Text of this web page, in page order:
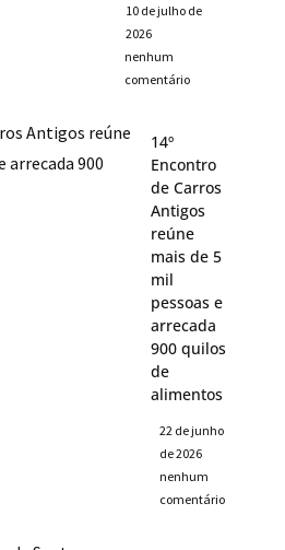
10 de julho de
2026
nenhum
comentário
14º
Encontro
de Carros
Antigos
reúne
mais de 5
mil
pessoas e
arrecada
900 quilos
de
alimentos
22 de junho
de 2026
nenhum
comentário